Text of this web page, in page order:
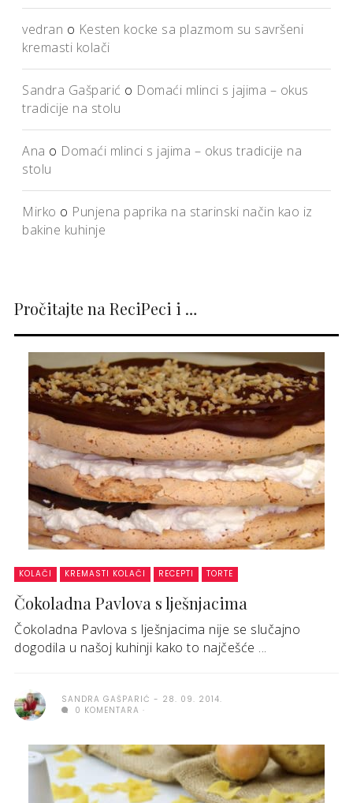
vedran o Kesten kocke sa plazmom su savršeni
kremasti kolači
Sandra Gašparić o Domaći mlinci s jajima – okus
tradicije na stolu
Ana o Domaći mlinci s jajima – okus tradicije na
stolu
Mirko o Punjena paprika na starinski način kao iz
bakine kuhinje
Pročitajte na ReciPeci i …
KOLAČI KREMASTI KOLAČI RECEPTI TORTE
Čokoladna Pavlova s lješnjacima
Čokoladna Pavlova s lješnjacima nije se slučajno
dogodila u našoj kuhinji kako to najčešće ...
SANDRA GAŠPARIĆ
28. 09. 2014.
0 KOMENTARA